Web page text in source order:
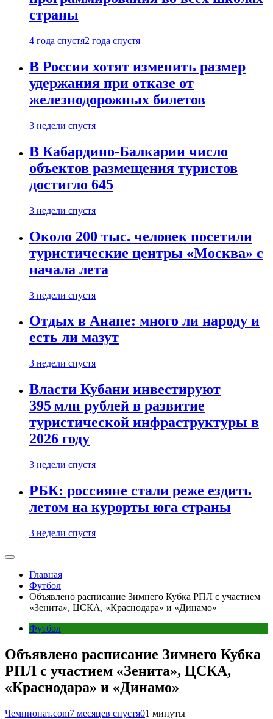
страны
4 года спустя2 года спустя
В России хотят изменить размер
удержания при отказе от
железнодорожных билетов
3 недели спустя
В Кабардино-Балкарии число
объектов размещения туристов
достигло 645
3 недели спустя
Около 200 тыс. человек посетили
туристические центры «Москва» с
начала лета
3 недели спустя
Отдых в Анапе: много ли народу и
есть ли мазут
3 недели спустя
Власти Кубани инвестируют
395 млн рублей в развитие
туристической инфраструктуры в
2026 году
3 недели спустя
РБК: россияне стали реже ездить
летом на курорты юга страны
3 недели спустя
Главная
Футбол
Объявлено расписание Зимнего Кубка РПЛ с участием
«Зенита», ЦСКА, «Краснодара» и «Динамо»
Футбол
Объявлено расписание Зимнего Кубка
РПЛ с участием «Зенита», ЦСКА,
«Краснодара» и «Динамо»
Чемпионат.com7 месяцев спустя01 минуты